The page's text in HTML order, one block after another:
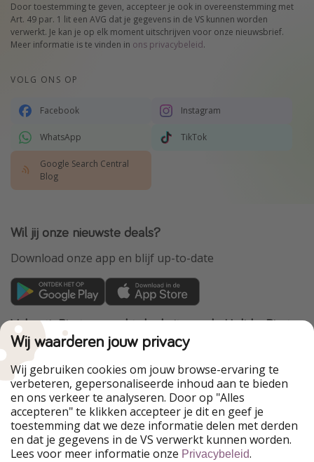
Door toestemming te geven, accepteer je ook in overeenstemming met
Art. 49 par. 1 lit een AVG dat je gegevens in de VS kunnen worden
verwerkt. Je kan je op elk moment uitschrijven voor onze nieuwsbrief.
Meer informatie is te vinden in ons privacybeleid.
VOLG ONS OP
Facebook Instagram
WhatsApp TikTok
Google Search Central
Blog
Wil jij onze nieuwste deals?
Download onze app en blijf up-to-date
VakantiePiraten maakt deel uit van de HolidayPirates
Group
Onze markten
PiratinViaggio
HolidayPirates
WakacyjniPiraci
VoyagesPirates
Ferienpiraten
Urlaubspiraten
Urlaubspiraten
ViajerosPiratas
TravelPirates
Wij waarderen jouw privacy
Wij gebruiken cookies om jouw browse-ervaring te
verbeteren, gepersonaliseerde inhoud aan te bieden
en ons verkeer te analyseren. Door op "Alles
accepteren" te klikken accepteer je dit en geef je
toestemming dat we deze informatie delen met derden
en dat je gegevens in de VS verwerkt kunnen worden.
Lees voor meer informatie onze Privacybeleid.